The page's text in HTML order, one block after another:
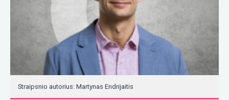
Straipsnio autorius: Martynas Endrijaitis